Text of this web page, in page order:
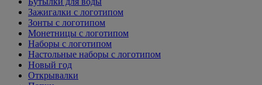
Зажигалки с логотипом
Зонты с логотипом
Монетницы с логотипом
Наборы с логотипом
Настольные наборы с логотипом
Новый год
Открывалки